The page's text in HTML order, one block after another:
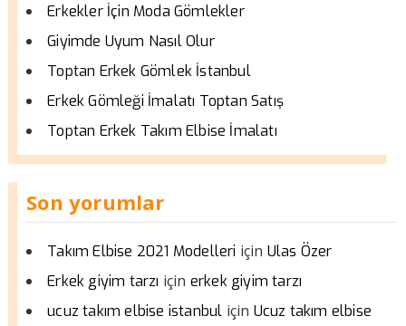
Erkekler İçin Moda Gömlekler
Giyimde Uyum Nasıl Olur
Toptan Erkek Gömlek İstanbul
Erkek Gömleği İmalatı Toptan Satış
Toptan Erkek Takım Elbise İmalatı
Son yorumlar
Takım Elbise 2021 Modelleri için Ulas Özer
Erkek giyim tarzı için erkek giyim tarzı
ucuz takım elbise istanbul için Ucuz takım elbise